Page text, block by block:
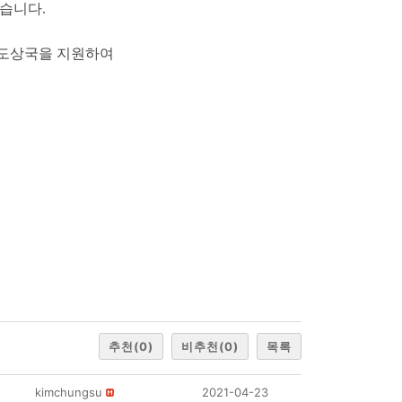
니다.
상국을 지원하여
추천(0) 비추천(0) 목록
kimchungsu 2021-04-23